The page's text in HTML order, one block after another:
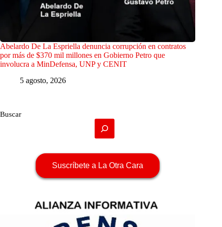
Abelardo De La Espriella denuncia corrupción en contratos
por más de $370 mil millones en Gobierno Petro que
involucra a MinDefensa, UNP y CENIT
5 agosto, 2026
Buscar
Suscríbete a La Otra Cara